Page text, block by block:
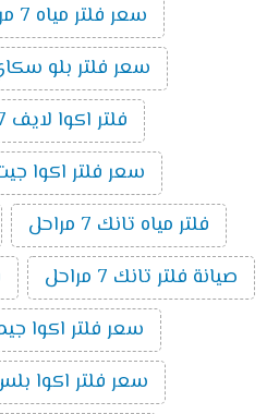
سعر فلتر مياه 7 مراحل تانك
سعر فلتر بلو سكاي 7
فلتر اكوا لايف 7 مراحل
سعر فلتر اكوا جيت ٧
فلتر مياه تانك 7 مراحل
صيانة فلتر تانك 7 مراحل
سعر فلتر اكوا جيم 7
سعر فلتر اكوا بلس 7